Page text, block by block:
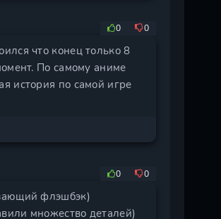
0 0
что конец только 8
По самому аниме
история по самой игре
0 0
флэшбэк)
множество деталей)